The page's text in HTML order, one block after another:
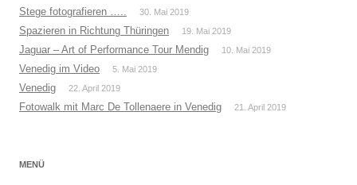
Stege fotografieren ….. 30. Mai 2019
Spazieren in Richtung Thüringen 19. Mai 2019
Jaguar – Art of Performance Tour Mendig 10. Mai 2019
Venedig im Video 5. Mai 2019
Venedig 22. April 2019
Fotowalk mit Marc De Tollenaere in Venedig 21. April 2019
MENÜ